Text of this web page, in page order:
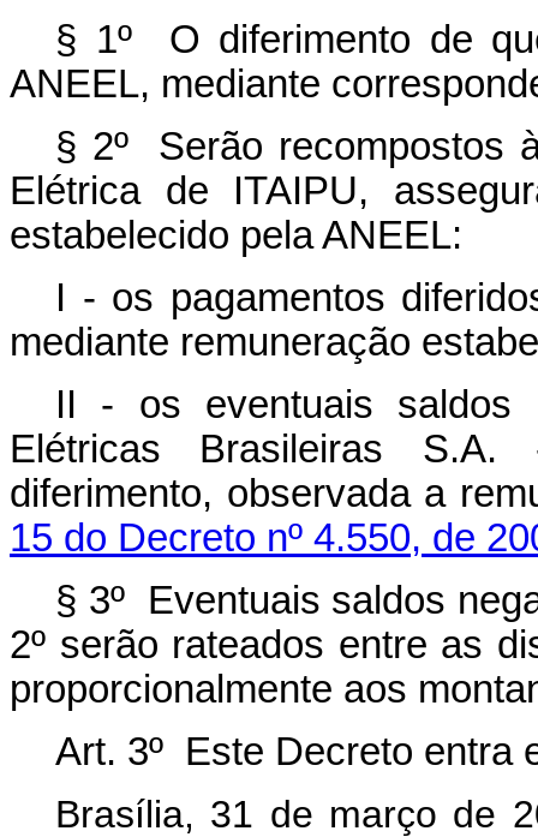
§ 1º O diferimento de
ANEEL, mediante
§ 2º Serão recompostos
Elétrica de ITAIPU,
estabelecido pela ANEEL:
I - os pagamentos
mediante remuneração
II - os eventuais saldos
Elétricas Brasileiras
diferimento, observada a
15 do Decreto nº 4.550, de
§ 3º Eventuais saldos
2º serão rateados entre as
proporcionalmente aos
Art. 3º Este Decreto entra
Brasília, 31 de março de